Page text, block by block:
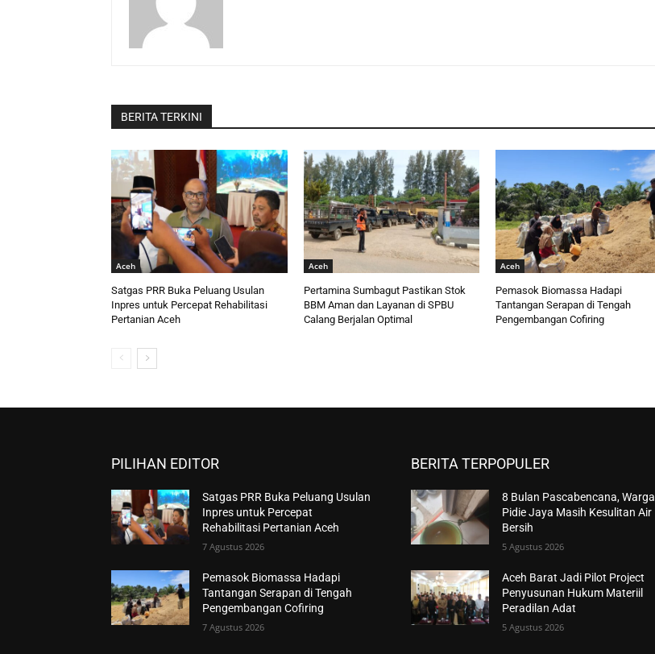
BERITA TERKINI
Aceh
Satgas PRR Buka Peluang Usulan
Inpres untuk Percepat Rehabilitasi
Pertanian Aceh
Aceh
Pertamina Sumbagut Pastikan Stok
BBM Aman dan Layanan di SPBU
Calang Berjalan Optimal
Aceh
Pemasok Biomassa Hadapi
Tantangan Serapan di Tengah
Pengembangan Cofiring
PILIHAN EDITOR
Satgas PRR Buka Peluang Usulan
Inpres untuk Percepat
Rehabilitasi Pertanian Aceh
7 Agustus 2026
Pemasok Biomassa Hadapi
Tantangan Serapan di Tengah
Pengembangan Cofiring
7 Agustus 2026
BERITA TERPOPULER
8 Bulan Pascabencana, Warga
Pidie Jaya Masih Kesulitan Air
Bersih
5 Agustus 2026
Aceh Barat Jadi Pilot Project
Penyusunan Hukum Materiil
Peradilan Adat
5 Agustus 2026